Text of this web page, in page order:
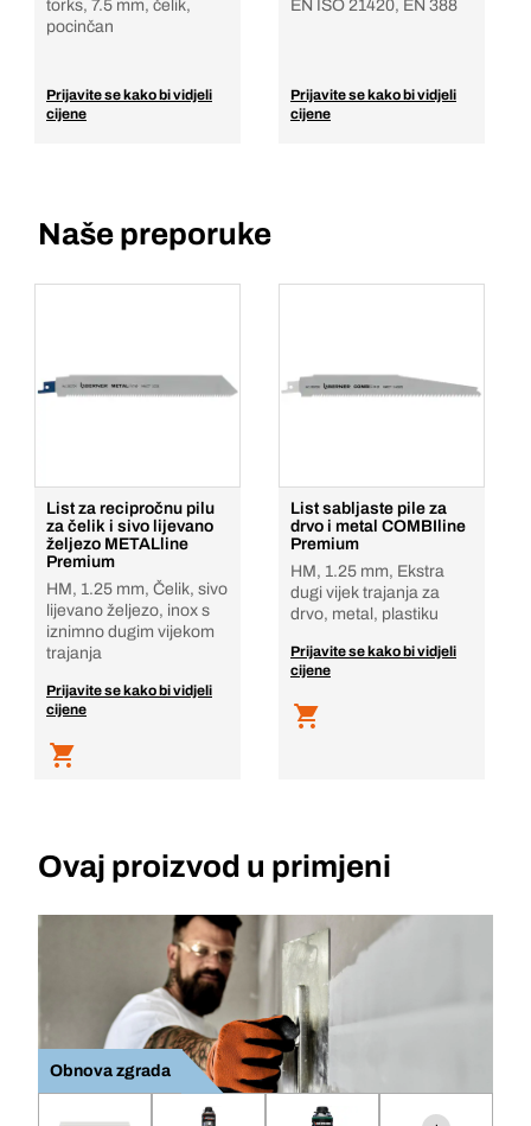
torks, 7.5 mm, čelik,
pocinčan
Prijavite se kako bi vidjeli
cijene
EN ISO 21420, EN 388
Prijavite se kako bi vidjeli
cijene
Naše preporuke
List za recipročnu pilu
za čelik i sivo lijevano
željezo METALline
Premium
HM, 1.25 mm, Čelik, sivo
lijevano željezo, inox s
iznimno dugim vijekom
trajanja
Prijavite se kako bi vidjeli
cijene
List sabljaste pile za
drvo i metal COMBIline
Premium
HM, 1.25 mm, Ekstra
dugi vijek trajanja za
drvo, metal, plastiku
Prijavite se kako bi vidjeli
cijene
Ovaj proizvod u primjeni
Obnova zgrada